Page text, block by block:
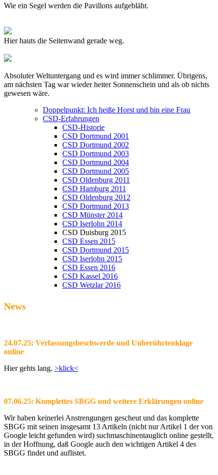
Wie ein Segel werden die Pavillons aufgebläht.
Hier hauts die Seitenwand gerade weg.
Absoluter Weltuntergang und es wird immer schlimmer. Übrigens,
am nächsten Tag war wieder heiter Sonnenschein und als ob nichts
gewesen wäre.
Doppelpunkt: Ich heiße Horst und bin eine Frau
CSD-Erfahrungen
CSD-Historie
CSD Dortmund 2001
CSD Dortmund 2002
CSD Dortmund 2003
CSD Dortmund 2004
CSD Dortmund 2005
CSD Oldenburg 2011
CSD Hamburg 2011
CSD Oldenburg 2012
CSD Dortmund 2013
CSD Münster 2014
CSD Iserlohn 2014
CSD Duisburg 2015
CSD Essen 2015
CSD Dortmund 2015
CSD Iserlohn 2015
CSD Essen 2016
CSD Kassel 2016
CSD Wetzlar 2016
News
24.07.25: Verfassungsbeschwerde und Unberührtenklage
online
Hier gehts lang. >klick<
07.06.25: Komplettes SBGG und weitere Erklärungen online
Wir haben keinerlei Anstrengungen gescheut und das komplette
SBGG mit seinen insgesamt 13 Artikeln (nicht nur Artikel 1 der von
Google leicht gefunden wird) suchmaschinentauglich online gestellt,
in der Hoffnung, daß Google auch den wichtigen Artikel 4 des
SBGG findet und auflistet.